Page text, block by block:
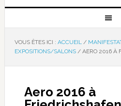
VOUS ÊTES ICI : ACCUEIL /
EXPOSITIONS/SALONS /AERO 2016 À
Aero 2016 à